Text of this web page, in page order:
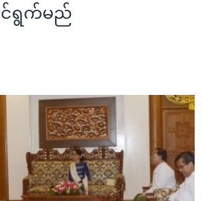
အလွန်
က်အလက်များ
ာင်ရွက်မည်